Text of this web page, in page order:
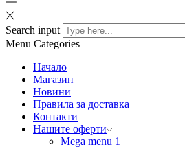
Search input
Menu Categories
Начало
Магазин
Новини
Правила за доставка
Контакти
Нашите оферти
Mega menu 1